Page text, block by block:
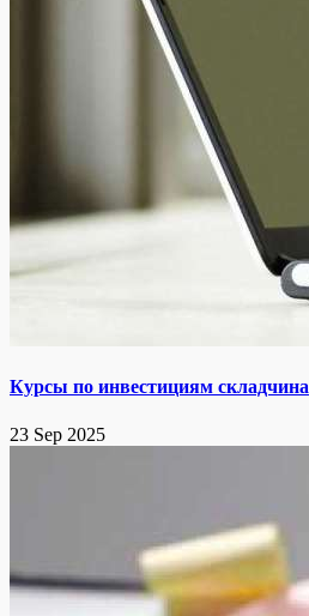
Курсы по инвестициям складчина
23 Sep 2025